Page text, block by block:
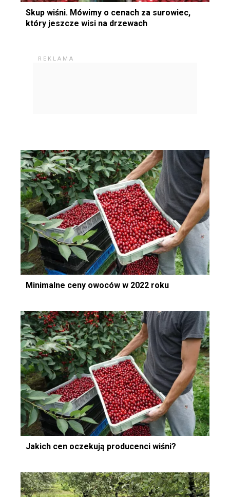
Skup wiśni. Mówimy o cenach za surowiec,
który jeszcze wisi na drzewach
Minimalne ceny owoców w 2022 roku
Jakich cen oczekują producenci wiśni?